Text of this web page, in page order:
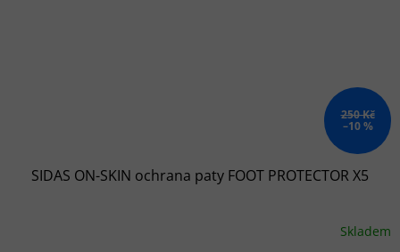
250 Kč
–10 %
SIDAS ON-SKIN ochrana paty FOOT PROTECTOR X5
Skladem